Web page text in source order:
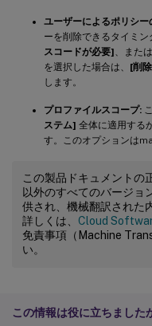
ユーザーによるポリシー
ーを削除できるタイミ
スコードが必要] 、または
を選択した場合は、 [削
します。
プロファイルスコープ:
ステム] 全体に適用する
す。このオプションは
この製品ドキュメントの
以外のすべてのバージョ
供され、機械翻訳された
詳しくは、 Cloud
免責事項（Machine
い。
この情報は役に立ちました